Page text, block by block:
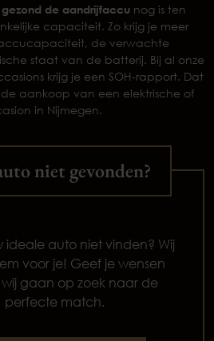
de aandrijfaccu nog is ten
capaciteit. Zo krijg je meer
de verwachte
staat van de batterij. Bij al onze
krijg je een SOH-rapport. Dat
aankoop van een elektrische of
in Nijmegen.
niet gevonden?
ideale auto niet vinden? Wij
voor je! Geef je wensen
gaan op zoek naar de
perfecte match.